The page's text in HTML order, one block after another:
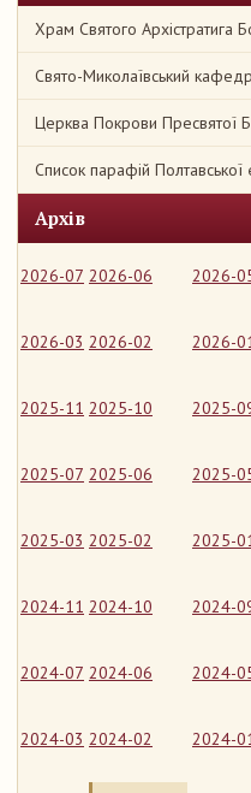
Храм Святого Архістратига
Свято-Миколаївський
Церква Покрови Пресвятої
Список парафій Полтавської
Архів
2026-07 2026-06 2026-
2026-03 2026-02 2026-
2025-11 2025-10 2025-
2025-07 2025-06 2025-
2025-03 2025-02 2025-
2024-11 2024-10 2024-
2024-07 2024-06 2024-
2024-03 2024-02 2024-